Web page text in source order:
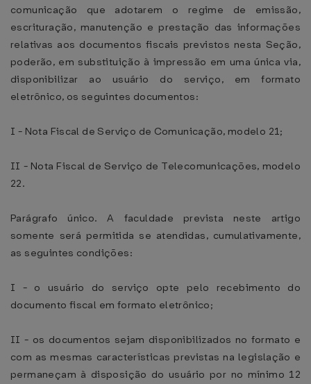
comunicação que adotarem o regime de emissão,
escrituração, manutenção e prestação das informações
relativas aos documentos fiscais previstos nesta Seção,
poderão, em substituição à impressão em uma única via,
disponibilizar ao usuário do serviço, em formato
eletrônico, os seguintes documentos:
I - Nota Fiscal de Serviço de Comunicação, modelo 21;
II - Nota Fiscal de Serviço de Telecomunicações, modelo
22.
Parágrafo único. A faculdade prevista neste artigo
somente será permitida se atendidas, cumulativamente,
as seguintes condições:
I - o usuário do serviço opte pelo recebimento do
documento fiscal em formato eletrônico;
II - os documentos sejam disponibilizados no formato e
com as mesmas características previstas na legislação e
permaneçam à disposição do usuário por no mínimo 12